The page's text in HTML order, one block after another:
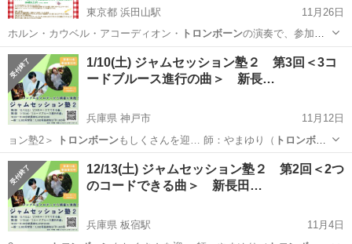
東京都 浜田山駅
11月26日
ホルン・カウベル・アコーディオン・
トロンボーンの演奏で、参加型
のステージが持ち味…
東京 杉並区 浜田山駅 コンサート/ショー ヨーデル
1/10(土) ジャムセッション塾２ 第3回＜3コ
ードブルース進行の曲＞ 新長…
兵庫県 神戸市
11月12日
ョン塾2＞
トロンボーンもしくさんを迎… 師：やまゆり（ トロンボー
ン） 苔山航佑（…
兵庫 神戸市 ワークショップ ジャムセッション
12/13(土) ジャムセッション塾２ 第2回＜2つ
のコードできる曲＞ 新長田…
兵庫県 板宿駅
11月4日